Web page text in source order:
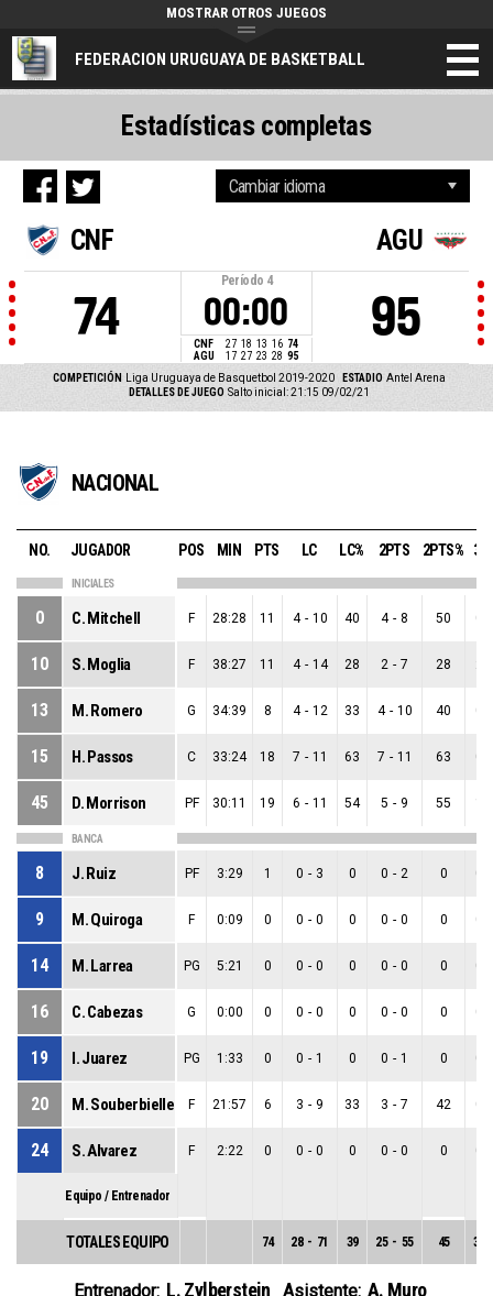
FEDERACION URUGUAYA DE BASKETBALL
MOSTRAR OTROS JUEGOS
CNF
74
Período 4
00:00
CNF 27 18 13 16 74
AGU
17 27 23 28 95
AGU
95
COMPETICIÓN Liga Uruguaya de Basquetbol 2019-2020 ESTADIO Antel Arena
DETALLES DE JUEGO Salto inicial: 21:15 09/02/21
Estadísticas completas
NACIONAL
NO. JUGADOR POS MIN PTS LC LC% 2PTS 2PTS%
INICIALES
0 C. Mitchell F 28:28 11 4 - 10 40 4 - 8 50 0
10 S. Moglia F 38:27 11 4 - 14 28 2 - 7 28 2
13 M. Romero G 34:39 8 4 - 12 33 4 - 10 40 0
15 H. Passos C 33:24 18 7 - 11 63 7 - 11 63 0
45 D. Morrison PF 30:11 19 6 - 11 54 5 - 9 55 1
BANCA
8 J. Ruiz PF 3:29 1 0 - 3 0 0 - 2 0 0
9 M. Quiroga F 0:09 0 0 - 0 0 0 - 0 0 0
14 M. Larrea PG 5:21 0 0 - 0 0 0 - 0 0 0
16 C. Cabezas G 0:00 0 0 - 0 0 0 - 0 0 0
19 I. Juarez PG 1:33 0 0 - 1 0 0 - 1 0 0
20 M. Souberbielle F 21:57 6 3 - 9 33 3 - 7 42 0
24 S. Alvarez F 2:22 0 0 - 0 0 0 - 0 0 0
Equipo / Entrenador
TOTALES EQUIPO 74 28 - 71 39 25 - 55 45 3
Entrenador: L. Zylberstein Asistente: A. Muro